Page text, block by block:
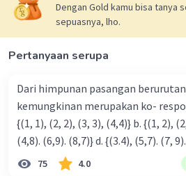
Dengan Gold kamu bisa tanya
sepuasnya, lho.
Pertanyaan serupa
Dari himpunan pasangan
kemungkinan merupakan ko- respondensi satu-satu? a.
{(1, 1), (2, 2), (3, 3), (4,4)} b. {(1, 2), (2, 3), (3, 4). (4,5)} c. {(2,7).
(4,8). (6,9). (8,7)} d. {(3.4), (5,7).
75 4.0